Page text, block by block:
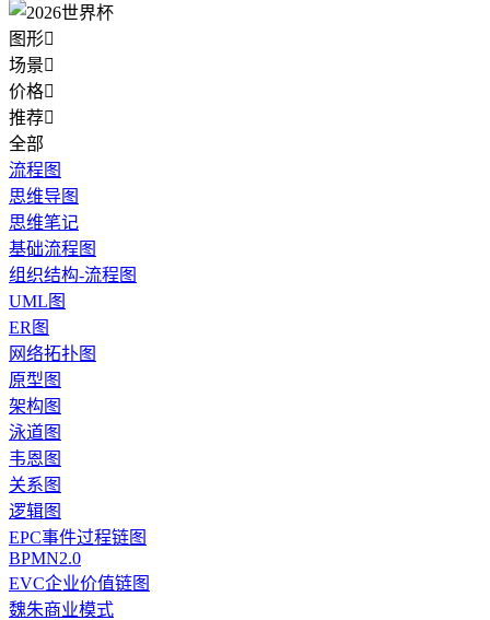
图形
场景
价格
推荐
全部
流程图
思维导图
思维笔记
基础流程图
组织结构-流程图
UML图
ER图
网络拓扑图
原型图
架构图
泳道图
韦恩图
关系图
逻辑图
EPC事件过程链图
BPMN2.0
EVC企业价值链图
魏朱商业模式